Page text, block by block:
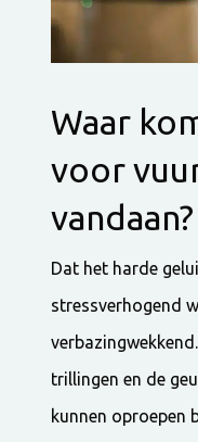
Waar
voor
vandaan?
Dat het harde
stressverhogend
trillingen en de
kunnen oproepen